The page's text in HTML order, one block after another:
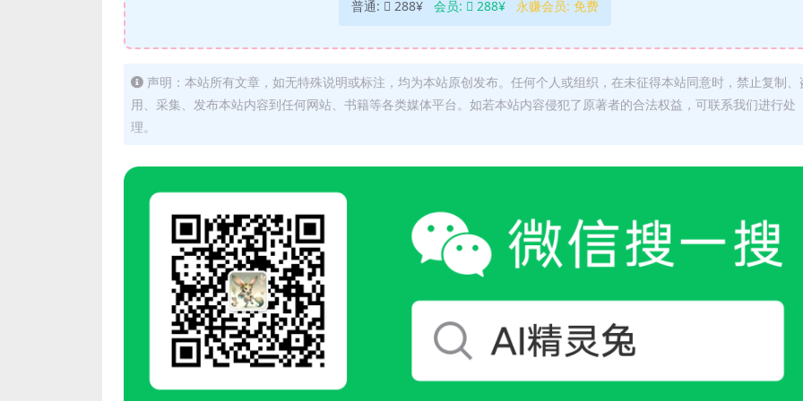
普通: 288¥ 会员: 288¥ 永赚会员: 免费
声明：本站所有文章，如无特殊说明或标注，均为本站原创发布。任何个人或组织，在未征得本站同意时，禁止复制、
用、采集、发布本站内容到任何网站、书籍等各类媒体平台。如若本站内容侵犯了原著者的合法权益，可联系我们进行处
理。